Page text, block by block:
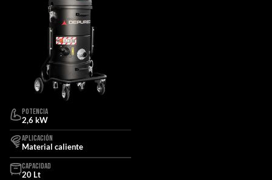
POTENCIA
2,6 kW
APLICACIÓN
Material caliente
CAPACIDAD
20 Lt